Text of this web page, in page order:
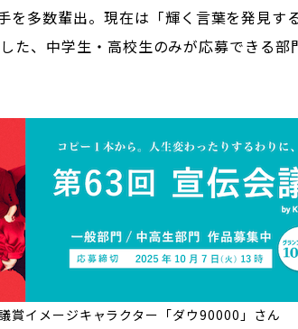
多数輩出。現在は「輝く言葉を発見す
た、中学生・高校生のみが応募できる部
賞イメージキャラクター「ダウ90000」さん